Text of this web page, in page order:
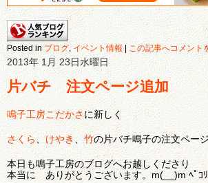
Posted inブログ, イベント情報 | この記事へコメント
2013年 1月 23日水曜日
片バチ 注文ページ追加
鳴子工房こだかさ に新しく
さくら けやき 、 竹の片バチ鳴子の注文ペー
本日も鳴子工房のブログへお越しくださり
本当に ありがとうございます。m(__)m ﾍﾟｺﾘ